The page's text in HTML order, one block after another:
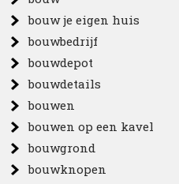
bouw je eigen huis
bouwbedrijf
bouwdepot
bouwdetails
bouwen
bouwen op een kavel
bouwgrond
bouwknopen